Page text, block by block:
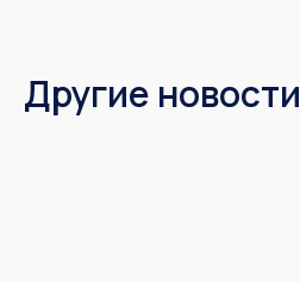
Другие новости